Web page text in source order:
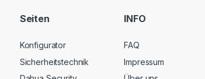
Seiten
Konfigurator
Sicherheitstechnik
INFO
FAQ
Impressum